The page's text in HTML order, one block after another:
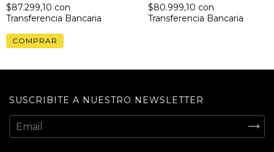
$87.299,10 con
Transferencia Bancaria
COMPRAR
$80.999,10 con
Transferencia Bancaria
SUSCRIBITE A NUESTRO NEWSLETTER